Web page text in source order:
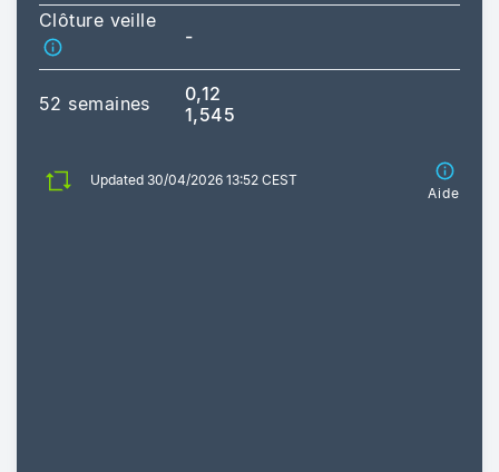
Clôture veille
-
52 semaines
0,12
1,545
Updated 30/04/2026 13:52 CEST
Aide